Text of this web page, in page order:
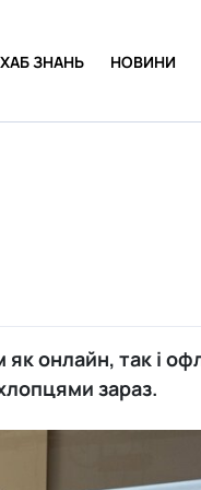
ХАБ ЗНАНЬ НОВИНИ
онлайн, так і
зараз.